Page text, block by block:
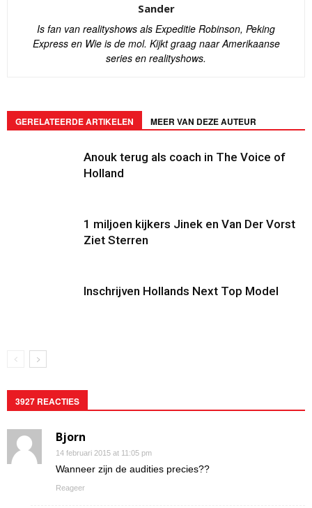
Sander
Is fan van realityshows als Expeditie Robinson, Peking
Express en Wie is de mol. Kijkt graag naar Amerikaanse
series en realityshows.
GERELATEERDE ARTIKELEN MEER VAN DEZE AUTEUR
Anouk terug als coach in The Voice of
Holland
1 miljoen kijkers Jinek en Van Der Vorst
Ziet Sterren
Inschrijven Hollands Next Top Model
3927 REACTIES
Bjorn
14 februari 2015 at 11:05 pm
Wanneer zijn de audities precies??
Reageer